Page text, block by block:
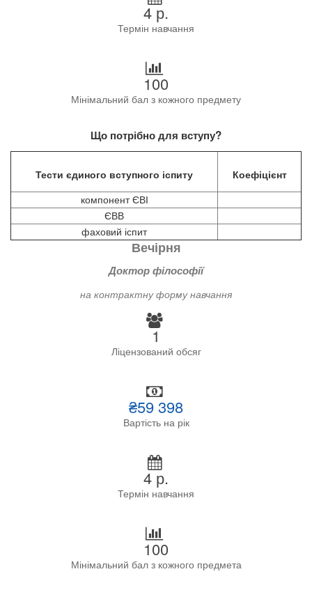
4 р.
Термін навчання
100
Мінімальний бал з кожного предмету
Що потрібно для вступу?
Тести єдиного вступного іспиту Коефіцієнт
компонент ЄВІ
ЄВВ
фаховий іспит
Вечірня
Доктор філософії
на контрактну форму навчання
1
Ліцензований обсяг
₴59 398
Вартість на рік
4 р.
Термін навчання
100
Мінімальний бал з кожного предмета